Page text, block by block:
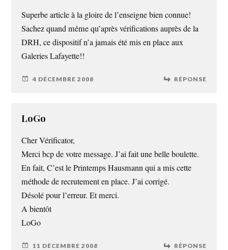
Superbe article à la gloire de l’enseigne bien connue!
Sachez quand même qu’après vérifications auprès de la
DRH, ce dispositif n’a jamais été mis en place aux
Galeries Lafayette!!
4 DÉCEMBRE 2008 RÉPONSE
LoGo
Cher Vérificator,
Merci bcp de votre message. J’ai fait une belle boulette.
En fait, C’est le Printemps Hausmann qui a mis cette
méthode de recrutement en place. J’ai corrigé.
Désolé pour l’erreur. Et merci.
A bientôt
LoGo
11 DÉCEMBRE 2008 RÉPONSE